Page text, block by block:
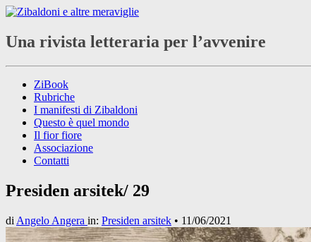
Una rivista letteraria per l’avvenire
ZiBook
Rubriche
I manifesti di Zibaldoni
Questo è quel mondo
Il fior fiore
Associazione
Contatti
Presiden arsitek/ 29
di Angelo Angera in: Presiden arsitek • 11/06/2021